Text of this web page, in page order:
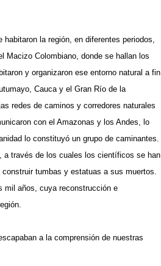
la región, en diferentes periodos,
Macizo Colombiano, donde se hallan los
y organizaron ese entorno natural a fin
Cauca y el Gran Río de la
redes de caminos y corredores naturales
con el Amazonas y los Andes, lo
lo constituyó un grupo de caminantes.
a través de los cuales los científicos se han
tumbas y estatuas a sus muertos.
mil años, cuya reconstrucción e
a la comprensión de nuestras